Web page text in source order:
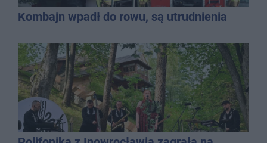
Kombajn wpadł do rowu, są utrudnienia